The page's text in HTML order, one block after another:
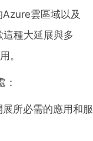
雲區域以及
種大延展與多
。
所必需的應用和服